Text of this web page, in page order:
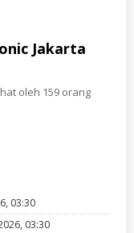
Jakarta
oleh 159 orang
03:30
03:30